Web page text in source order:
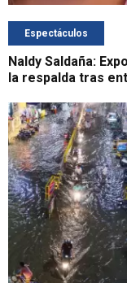
Espectáculos
Naldy Saldaña:
la respalda tras